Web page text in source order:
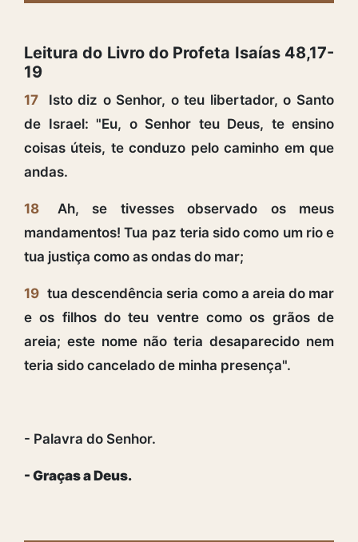
Leitura do Livro do Profeta Isaías 48,17-
19
17
Isto diz o Senhor, o teu libertador, o Santo
de Israel: "Eu, o Senhor teu Deus, te ensino
coisas úteis, te conduzo pelo caminho em que
andas.
18
Ah, se tivesses observado os meus
mandamentos! Tua paz teria sido como um rio e
tua justiça como as ondas do mar;
19 tua descendência seria como a areia do mar
e os filhos do teu ventre como os grãos de
areia; este nome não teria desaparecido nem
teria sido cancelado de minha presença".
- Palavra do Senhor.
- Graças a Deus.